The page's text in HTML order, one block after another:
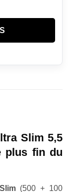
Slim 5,5
plus fin du
(500 + 100